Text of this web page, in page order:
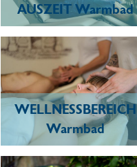
AUSZEIT Warmbad
WELLNESSBEREICH
Warmbad